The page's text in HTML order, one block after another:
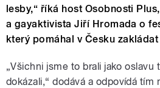
lesby,“ říká host Osobnosti
a gayaktivista Jiří Hromada o
který pomáhal v Česku
„Všichni jsme to brali jako
dokázali,“ dodává a odpovídá tím